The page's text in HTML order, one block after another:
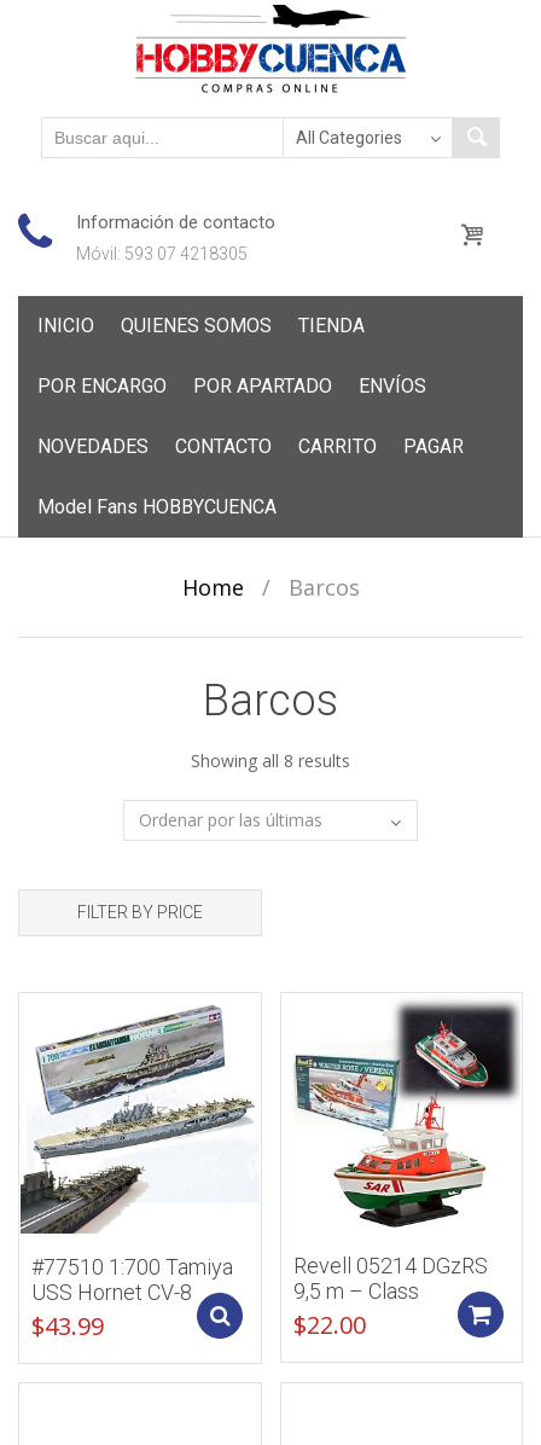
Información de contacto
Móvil: 593 07 4218305
INICIO QUIENES SOMOS TIENDA
POR ENCARGO POR APARTADO ENVÍOS
NOVEDADES CONTACTO CARRITO PAGAR
Model Fans HOBBYCUENCA
Home / Barcos
Barcos
Showing all 8 results
by
latest
FILTER BY PRICE
#77510 1:700 Tamiya
USS Hornet CV-8
$43.99 Add to cart
Revell 05214 DGzRS
9,5 m – Class
$22.00